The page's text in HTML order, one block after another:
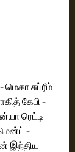
சுப்ரீம்
கேபி -
ரெட்டி -
-
இந்திய